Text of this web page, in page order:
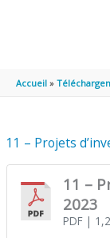
Accueil
11 – Projets
11 –
2023
PDF|